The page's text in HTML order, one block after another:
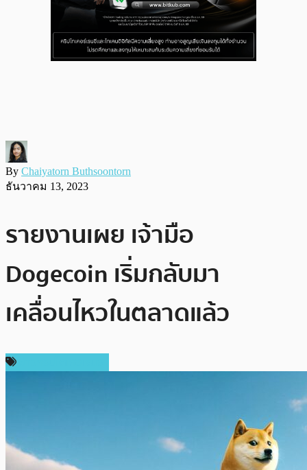
By Chaiyatorn Buthsoontorn
ธันวาคม 13, 2023
รายงานเผย เจ้ามือ
Dogecoin เริ่มกลับมา
เคลื่อนไหวในตลาดแล้ว